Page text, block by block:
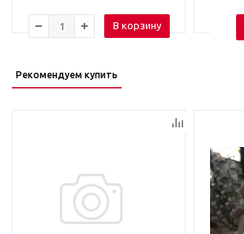
В корзину
Рекомендуем купить